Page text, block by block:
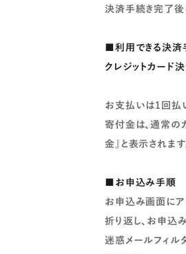
決済手続き完了後
■利用できる決済
クレジットカー
お支払いは1回払
寄付金は、通常の
金』と表示されます
■お申込み手順
お申込み画面にア
折り返し、お申込
迷惑メールフィル